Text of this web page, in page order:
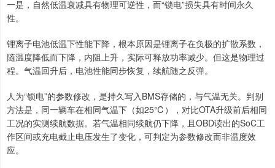
一是，自然低温衰减具有物理可逆性，而“锁电”损失具有时间永久
性。
锂离子电池低温下性能下降，根本原因是锂离子在负极的扩散系数，
随温度降低而下降，内阻上升，实际可释放功率减少。但这是物理过
程。气温回升后，电池性能同步恢复，续航随之反弹。
人为“锁电”的参数修改，是持久写入BMS存储的，与气温无关。判别
方法是，同一辆车在相同气温下（如25℃），对比OTA升级前后相同
工况的实测续航数据。若气温相同续航仍下降，且OBD读出的SoC工
作区间或充电截止电压发生了变化，可判定为参数修改而非温度效
应。